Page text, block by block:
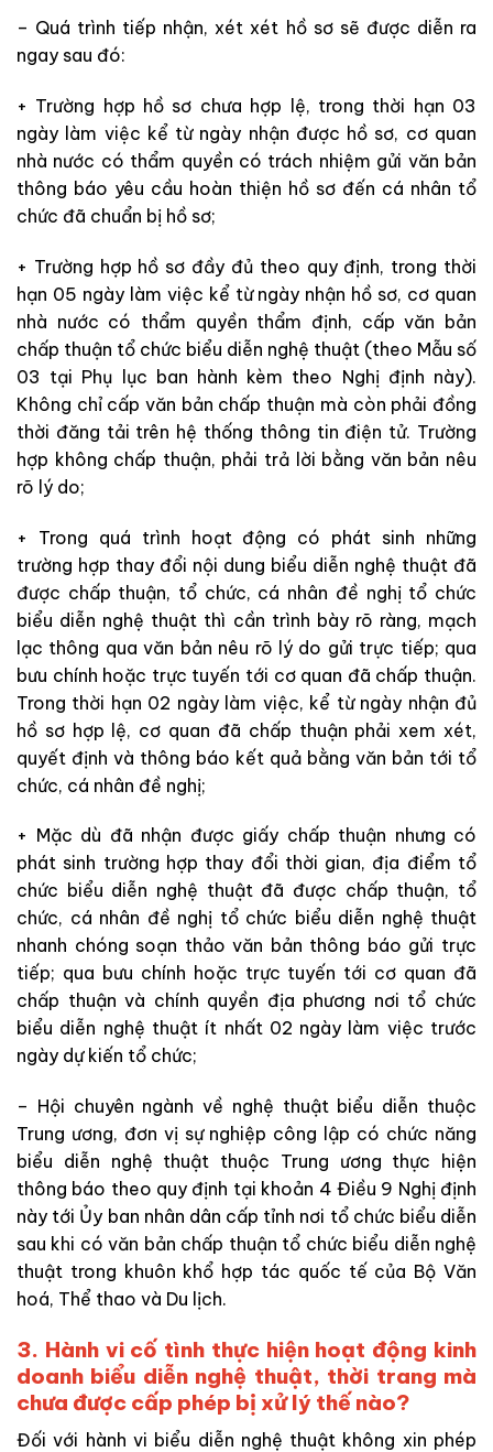
– Quá trình tiếp nhận, xét xét hồ sơ sẽ được diễn ra
ngay sau đó:
+ Trường hợp hồ sơ chưa hợp lệ, trong thời hạn 03
ngày làm việc kể từ ngày nhận được hồ sơ, cơ quan
nhà nước có thẩm quyền có trách nhiệm gửi văn bản
thông báo yêu cầu hoàn thiện hồ sơ đến cá nhân tổ
chức đã chuẩn bị hồ sơ;
+ Trường hợp hồ sơ đầy đủ theo quy định, trong thời
hạn 05 ngày làm việc kể từ ngày nhận hồ sơ, cơ quan
nhà nước có thẩm quyền thẩm định, cấp văn bản
chấp thuận tổ chức biểu diễn nghệ thuật (theo Mẫu số
03 tại Phụ lục ban hành kèm theo Nghị định này).
Không chỉ cấp văn bản chấp thuận mà còn phải đồng
thời đăng tải trên hệ thống thông tin điện tử. Trường
hợp không chấp thuận, phải trả lời bằng văn bản nêu
rõ lý do;
+ Trong quá trình hoạt động có phát sinh những
trường hợp thay đổi nội dung biểu diễn nghệ thuật đã
được chấp thuận, tổ chức, cá nhân đề nghị tổ chức
biểu diễn nghệ thuật thì cần trình bày rõ ràng, mạch
lạc thông qua văn bản nêu rõ lý do gửi trực tiếp; qua
bưu chính hoặc trực tuyến tới cơ quan đã chấp thuận.
Trong thời hạn 02 ngày làm việc, kể từ ngày nhận đủ
hồ sơ hợp lệ, cơ quan đã chấp thuận phải xem xét,
quyết định và thông báo kết quả bằng văn bản tới tổ
chức, cá nhân đề nghị;
+ Mặc dù đã nhận được giấy chấp thuận nhưng có
phát sinh trường hợp thay đổi thời gian, địa điểm tổ
chức biểu diễn nghệ thuật đã được chấp thuận, tổ
chức, cá nhân đề nghị tổ chức biểu diễn nghệ thuật
nhanh chóng soạn thảo văn bản thông báo gửi trực
tiếp; qua bưu chính hoặc trực tuyến tới cơ quan đã
chấp thuận và chính quyền địa phương nơi tổ chức
biểu diễn nghệ thuật ít nhất 02 ngày làm việc trước
ngày dự kiến tổ chức;
– Hội chuyên ngành về nghệ thuật biểu diễn thuộc
Trung ương, đơn vị sự nghiệp công lập có chức năng
biểu diễn nghệ thuật thuộc Trung ương thực hiện
thông báo theo quy định tại khoản 4 Điều 9 Nghị định
này tới Ủy ban nhân dân cấp tỉnh nơi tổ chức biểu diễn
sau khi có văn bản chấp thuận tổ chức biểu diễn nghệ
thuật trong khuôn khổ hợp tác quốc tế của Bộ Văn
hoá, Thể thao và Du lịch.
3. Hành vi cố tình thực hiện hoạt động kinh
doanh biểu diễn nghệ thuật, thời trang mà
chưa được cấp phép bị xử lý thế nào?
Đối với hành vi biểu diễn nghệ thuật không xin phép